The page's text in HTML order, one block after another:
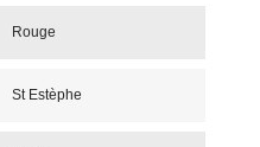
Rouge
St Estèphe